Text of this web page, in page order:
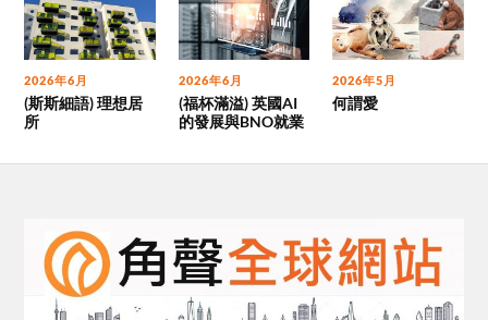
2026年6月
(斯斯細語) 理想居
所
2026年6月
(福杯滿溢) 英國AI
的發展與BNO就業
2026年5月
何謂愛